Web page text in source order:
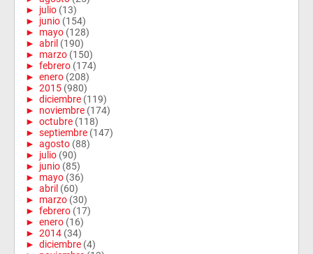
► julio (13)
► junio (154)
► mayo (128)
► abril (190)
► marzo (150)
► febrero (174)
► enero (208)
► 2015 (980)
► diciembre (119)
► noviembre (174)
► octubre (118)
► septiembre (147)
► agosto (88)
► julio (90)
► junio (85)
► mayo (36)
► abril (60)
► marzo (30)
► febrero (17)
► enero (16)
► 2014 (34)
► diciembre (4)